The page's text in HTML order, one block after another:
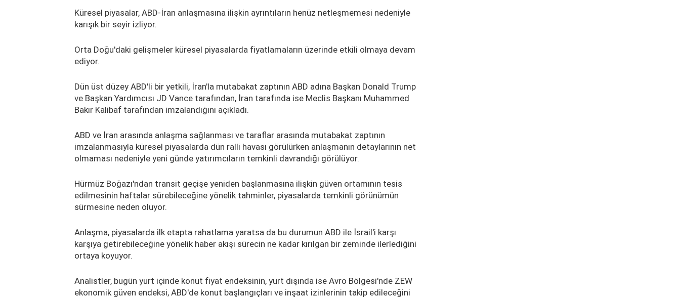
Küresel piyasalar, ABD-İran anlaşmasına ilişkin ayrıntıların henüz netleşmemesi nedeniyle
karışık bir seyir izliyor.
Orta Doğu'daki gelişmeler küresel piyasalarda fiyatlamaların üzerinde etkili olmaya devam
ediyor.
Dün üst düzey ABD'li bir yetkili, İran'la mutabakat zaptının ABD adına Başkan Donald Trump
ve Başkan Yardımcısı JD Vance tarafından, İran tarafında ise Meclis Başkanı Muhammed
Bakır Kalibaf tarafından imzalandığını açıkladı.
ABD ve İran arasında anlaşma sağlanması ve taraflar arasında mutabakat zaptının
imzalanmasıyla küresel piyasalarda dün ralli havası görülürken anlaşmanın detaylarının net
olmaması nedeniyle yeni günde yatırımcıların temkinli davrandığı görülüyor.
Hürmüz Boğazı'ndan transit geçişe yeniden başlanmasına ilişkin güven ortamının tesis
edilmesinin haftalar sürebileceğine yönelik tahminler, piyasalarda temkinli görünümün
sürmesine neden oluyor.
Anlaşma, piyasalarda ilk etapta rahatlama yaratsa da bu durumun ABD ile İsrail'i karşı
karşıya getirebileceğine yönelik haber akışı sürecin ne kadar kırılgan bir zeminde ilerlediğini
ortaya koyuyor.
Analistler, bugün yurt içinde konut fiyat endeksinin, yurt dışında ise Avro Bölgesi'nde ZEW
ekonomik güven endeksi, ABD'de konut başlangıçları ve inşaat izinlerinin takip edileceğini